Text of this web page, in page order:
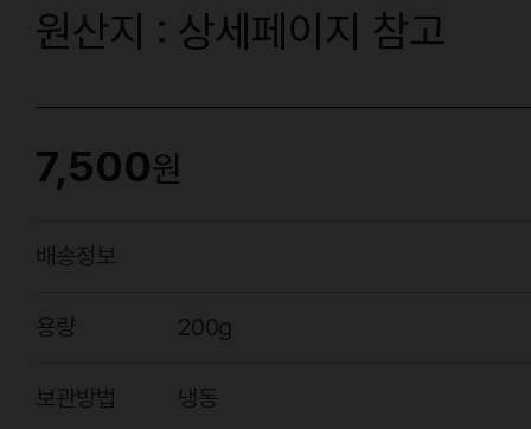
원산지 : 상세페이지 참고
7,500원
배송정보
용량 200g
보관방법 냉동